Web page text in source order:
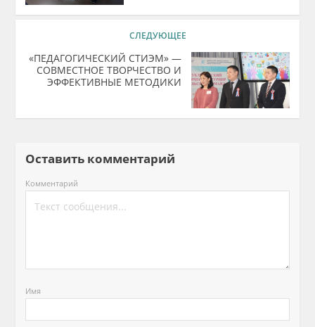
СЛЕДУЮЩЕЕ
«ПЕДАГОГИЧЕСКИЙ СТИЭМ» —
СОВМЕСТНОЕ ТВОРЧЕСТВО И
ЭФФЕКТИВНЫЕ МЕТОДИКИ
Оставить комментарий
Комментарий
Имя